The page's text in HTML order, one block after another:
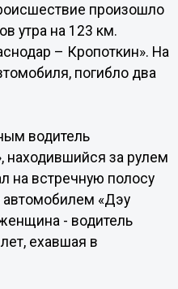
произошло
утра на 123 км.
– Кропоткин». На
погибло два
водитель
находившийся за рулем
на встречную полосу
автомобилем «Дэу
- водитель
ехавшая в